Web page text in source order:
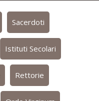
Sacerdoti
Istituti Secolari
Rettorie